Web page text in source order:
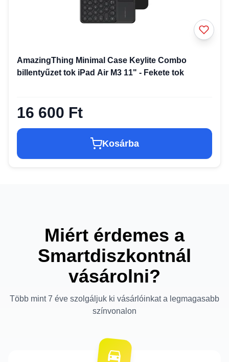
AmazingThing Minimal Case Keylite Combo
billentyűzet tok iPad Air M3 11" - Fekete tok
16 600 Ft
Kosárba
Miért érdemes a
Smartdiszkontnál
vásárolni?
Több mint 7 éve szolgáljuk ki vásárlóinkat a legmagasabb
színvonalon